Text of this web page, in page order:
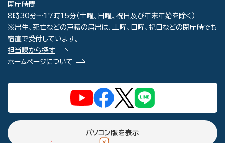
開庁時間
8時30分～17時15分（土曜、日曜、祝日及び年末年始を除く）
※出生、死亡などの戸籍の届出は、土曜、日曜、祝日などの閉庁時でも
宿直で受付しています。
担当課から探す
ホームページについて
パソコン版を表示